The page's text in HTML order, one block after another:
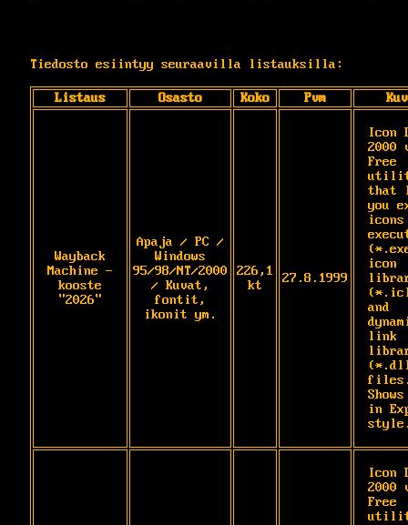
Tiedosto esiintyy seuraavilla listauksilla:
Listaus Osasto Koko Pvm
Wayback
Machine -
kooste
"2026"
Apaja / PC /
Windows
95/98/NT/2000
/ Kuvat,
fontit,
ikonit ym.
226,1
kt
27.8.1999
Icon
2000
Free
that
you
icon
and
link
in
Icon
2000
Free